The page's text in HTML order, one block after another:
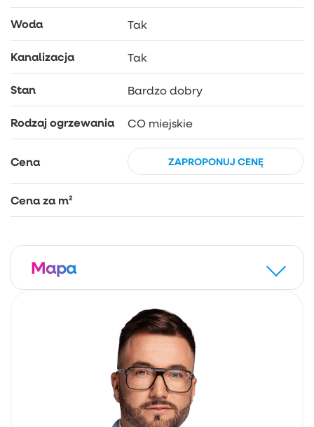
Woda Tak
Kanalizacja Tak
Stan Bardzo dobry
Rodzaj ogrzewania CO miejskie
Cena ZAPROPONUJ CENĘ
Cena za m²
Mapa